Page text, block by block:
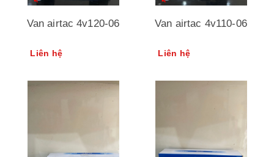
Van airtac 4v120-06
Liên hệ
Van airtac 4v110-06
Liên hệ